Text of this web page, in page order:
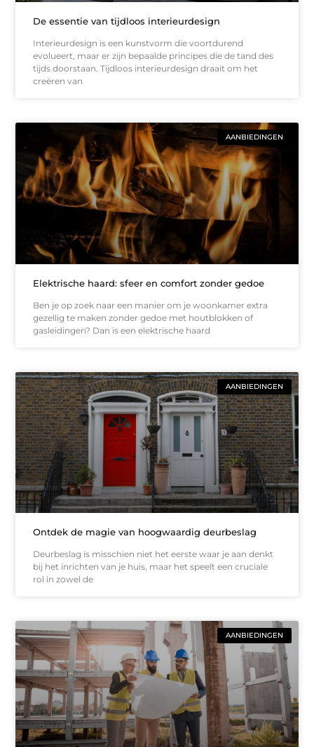
De essentie van tijdloos interieurdesign
Interieurdesign is een kunstvorm die voortdurend
evolueert, maar er zijn bepaalde principes die de tand des
tijds doorstaan. Tijdloos interieurdesign draait om het
creëren van
AANBIEDINGEN
Elektrische haard: sfeer en comfort zonder gedoe
Ben je op zoek naar een manier om je woonkamer extra
gezellig te maken zonder gedoe met houtblokken of
gasleidingen? Dan is een elektrische haard
AANBIEDINGEN
Ontdek de magie van hoogwaardig deurbeslag
Deurbeslag is misschien niet het eerste waar je aan denkt
bij het inrichten van je huis, maar het speelt een cruciale
rol in zowel de
AANBIEDINGEN